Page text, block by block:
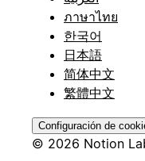
ภาษาไทย
한국어
日本語
简体中文
繁體中文
Configuración de
© 2026 Notion